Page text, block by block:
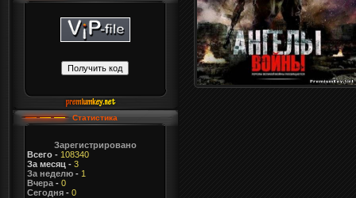
Статистика
Зарегистрировано
Всего- 108340
За месяц - 3
За неделю- 1
Вчера- 0
Сегодня- 0